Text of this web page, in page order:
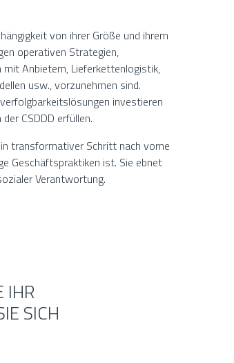
von ihrer Größe und ihrem
operativen Strategien,
Anbietern, Lieferkettenlogistik,
usw., vorzunehmen sind.
investieren
CSDDD erfüllen.
transformativer Schritt nach vorne
Geschäftspraktiken ist. Sie ebnet
Verantwortung.
IHR
SICH